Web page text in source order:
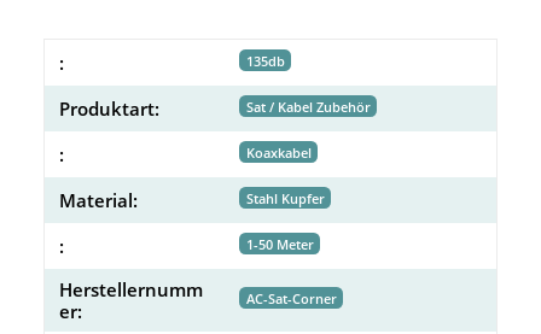
: 135db
Produktart: Sat / Kabel Zubehör
: Koaxkabel
Material: Stahl Kupfer
: 1-50 Meter
Herstellernumm
er:
AC-Sat-Corner